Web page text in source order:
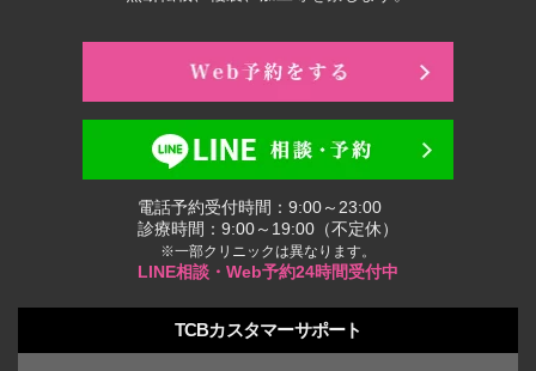
電話予約受付時間：9:00～23:00
診療時間：9:00～19:00（不定休）
※一部クリニックは異なります。
LINE相談・Web予約24時間受付中
TCBカスタマーサポート